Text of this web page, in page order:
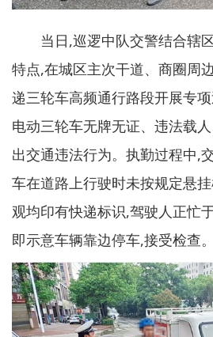
当日,巡逻中队交警结合辖
特点,在城区主次干道、商圈周
递三轮车高频通行路段开展专
电动三轮车无牌无证、违法载
出交通违法行为。执勤过程中,
车在道路上行驶时未按规定悬
观均印有快递标识,驾驶人正忙
即示意车辆靠边停车,接受检查。